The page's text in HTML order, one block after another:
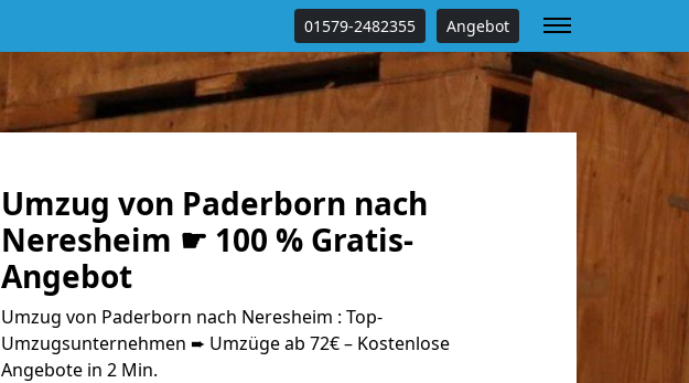
01579-2482355 Angebot
Umzug von Paderborn nach
Neresheim ☛ 100 % Gratis-
Angebot
Umzug von Paderborn nach Neresheim : Top-
Umzugsunternehmen ➨ Umzüge ab 72€ – Kostenlose
Angebote in 2 Min.